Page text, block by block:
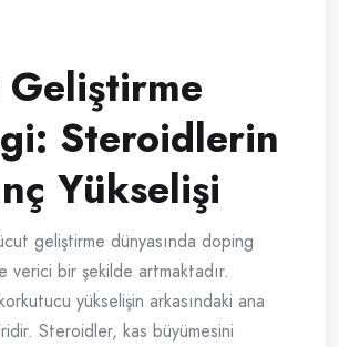
Steroidlerin
Yükselişi
geliştirme dünyasında doping
verici bir şekilde artmaktadır.
yükselişin arkasındaki ana
Steroidler, kas büyümesini